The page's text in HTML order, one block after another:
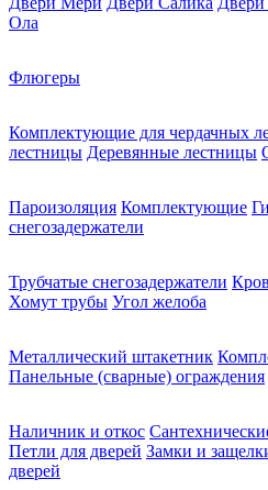
Ола
Флюгеры
Комплектующие для чердачных
лестницы Деревянные лестницы
Пароизоляция Комплектующие
снегозадержатели
Трубчатые снегозадержатели
Хомут трубы Угол желоба
Металлический штакетник
Панельные (сварные) ограждения
Наличник и откос
Петли для дверей Замки и
дверей